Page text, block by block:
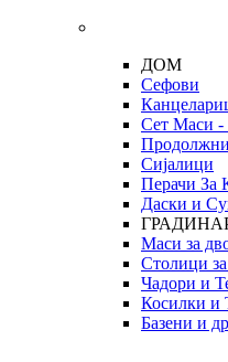
ДОМ
Сефови
Сет Маси
Сијалици
Перачи За
Даски и
Маси за
Столици
Чадори и
Косилки и
Базени и